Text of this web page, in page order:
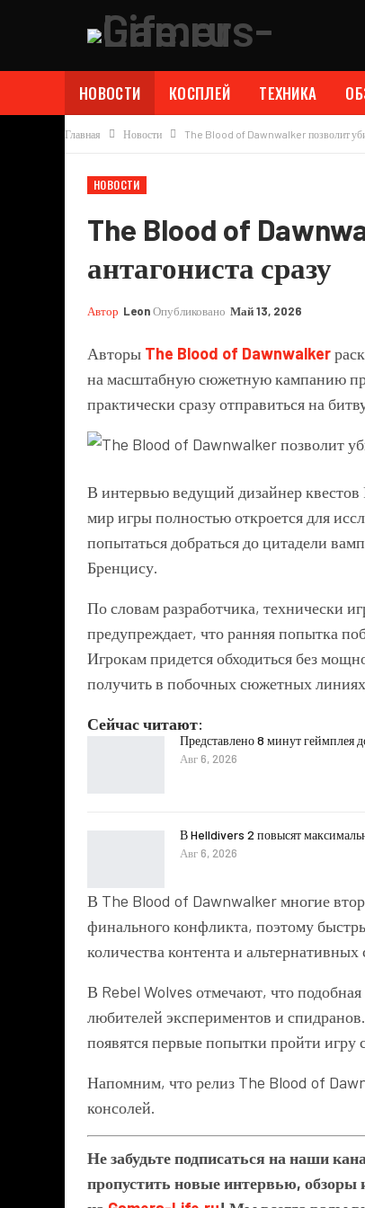
НОВОСТИ КОСПЛЕЙ ТЕХНИКА
Главная Новости The Blood of Dawnwalker позволит
НОВОСТИ
The Blood of
антагониста сразу
Автор LeonОпубликовано Май 13, 2026
Авторы The Blood of Dawnwalker
на масштабную сюжетную кампанию
практически сразу отправиться на
В интервью ведущий дизайнер квестов
мир игры полностью откроется для
попытаться добраться до цитадели
Бренцису.
По словам разработчика, технически
предупреждает, что ранняя попытка
Игрокам придется обходиться без
получить в побочных сюжетных
Сейчас читают:
Представлено 8 минут геймплея
Авг 6, 2026
В Helldivers 2 повысят
Авг 6, 2026
В The Blood of Dawnwalkerмногие
финального конфликта, поэтому
количества контента и
В Rebel Wolves отмечают, что подобная
любителей экспериментов и
появятся первые попытки пройти игру
Напомним, что релиз The Blood of
консолей.
Не забудьте подписаться на наши
пропустить новые интервью, обзоры